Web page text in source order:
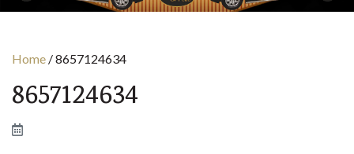
Home /8657124634
8657124634